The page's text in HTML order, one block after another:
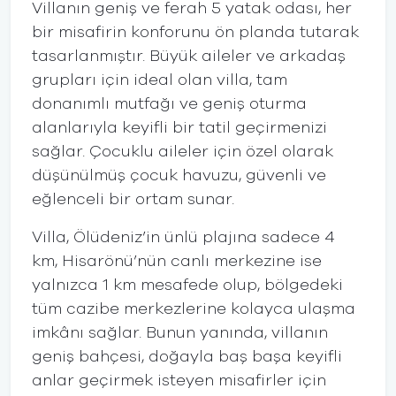
Villanın geniş ve ferah 5 yatak odası, her
bir misafirin konforunu ön planda tutarak
tasarlanmıştır. Büyük aileler ve arkadaş
grupları için ideal olan villa, tam
donanımlı mutfağı ve geniş oturma
alanlarıyla keyifli bir tatil geçirmenizi
sağlar. Çocuklu aileler için özel olarak
düşünülmüş çocuk havuzu, güvenli ve
eğlenceli bir ortam sunar.
Villa, Ölüdeniz’in ünlü plajına sadece 4
km, Hisarönü’nün canlı merkezine ise
yalnızca 1 km mesafede olup, bölgedeki
tüm cazibe merkezlerine kolayca ulaşma
imkânı sağlar. Bunun yanında, villanın
geniş bahçesi, doğayla baş başa keyifli
anlar geçirmek isteyen misafirler için